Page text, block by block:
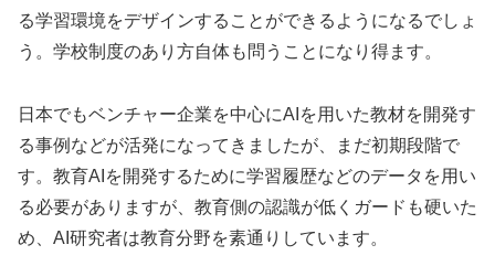
る学習環境をデザインすることができるようになるでしょ
う。学校制度のあり方自体も問うことになり得ます。
日本でもベンチャー企業を中心にAIを用いた教材を開発す
る事例などが活発になってきましたが、まだ初期段階で
す。教育AIを開発するために学習履歴などのデータを用い
る必要がありますが、教育側の認識が低くガードも硬いた
め、AI研究者は教育分野を素通りしています。